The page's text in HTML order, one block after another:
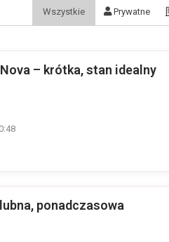
Wszystkie Prywatne
– krótka, stan idealny
ponadczasowa